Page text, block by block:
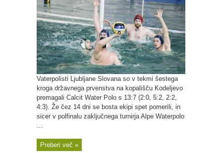
Vaterpolisti Ljubljane Slovana so v tekmi šestega
kroga državnega prvenstva na kopališču Kodeljevo
premagali Calcit Water Polo s 13:7 (2:0, 5:2, 2:2,
4:3). Že čez 14 dni se bosta ekipi spet pomerili, in
sicer v polfinalu zaključnega turnirja Alpe Waterpolo
...
Preberi več »